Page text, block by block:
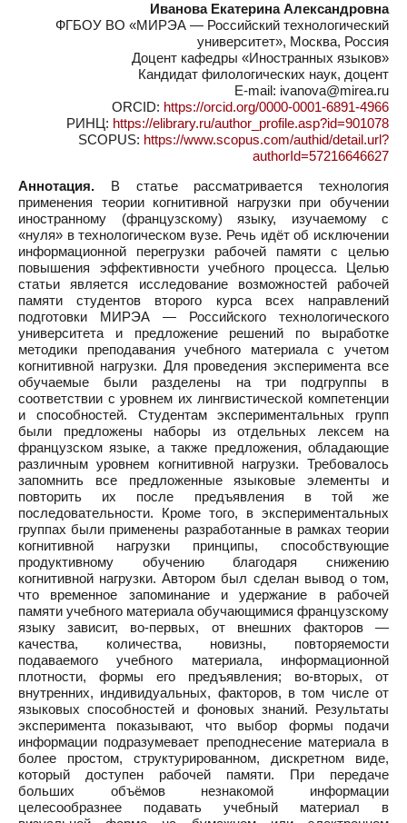
Иванова Екатерина Александровна
ФГБОУ ВО «МИРЭА — Российский технологический
университет», Москва, Россия
Доцент кафедры «Иностранных языков»
Кандидат филологических наук, доцент
E-mail: ivanova@mirea.ru
ORCID: https://orcid.org/0000-0001-6891-4966
РИНЦ: https://elibrary.ru/author_profile.asp?id=901078
SCOPUS: https://www.scopus.com/authid/detail.url?
authorId=57216646627
Аннотация. В статье рассматривается технология
применения теории когнитивной нагрузки при обучении
иностранному (французскому) языку, изучаемому с
«нуля» в технологическом вузе. Речь идёт об исключении
информационной перегрузки рабочей памяти с целью
повышения эффективности учебного процесса. Целью
статьи является исследование возможностей рабочей
памяти студентов второго курса всех направлений
подготовки МИРЭА — Российского технологического
университета и предложение решений по выработке
методики преподавания учебного материала с учетом
когнитивной нагрузки. Для проведения эксперимента все
обучаемые были разделены на три подгруппы в
соответствии с уровнем их лингвистической компетенции
и способностей. Студентам экспериментальных групп
были предложены наборы из отдельных лексем на
французском языке, а также предложения, обладающие
различным уровнем когнитивной нагрузки. Требовалось
запомнить все предложенные языковые элементы и
повторить их после предъявления в той же
последовательности. Кроме того, в экспериментальных
группах были применены разработанные в рамках теории
когнитивной нагрузки принципы, способствующие
продуктивному обучению благодаря снижению
когнитивной нагрузки. Автором был сделан вывод о том,
что временное запоминание и удержание в рабочей
памяти учебного материала обучающимися французскому
языку зависит, во-первых, от внешних факторов —
качества, количества, новизны, повторяемости
подаваемого учебного материала, информационной
плотности, формы его предъявления; во-вторых, от
внутренних, индивидуальных, факторов, в том числе от
языковых способностей и фоновых знаний. Результаты
эксперимента показывают, что выбор формы подачи
информации подразумевает преподнесение материала в
более простом, структурированном, дискретном виде,
который доступен рабочей памяти. При передаче
больших объёмов незнакомой информации
целесообразнее подавать учебный материал в